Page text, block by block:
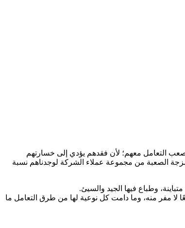
التعامل معهم؛ لأن فقدهم يؤدي إلى خسارتهم
الصعبة من مجموعة عملاء الشركة لوجدناهم نسبة
وطباع فيها الجيد والسيئ.
لا مفر منه، وما دامت كل نوعية لها من طرق التعامل ما